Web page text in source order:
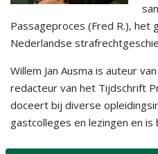
Passageproces (Fred R.),
Nederlandse
Willem Jan Ausma is auteur
redacteur van het Tijdschrift
doceert bij diverse
gastcolleges en lezingen en